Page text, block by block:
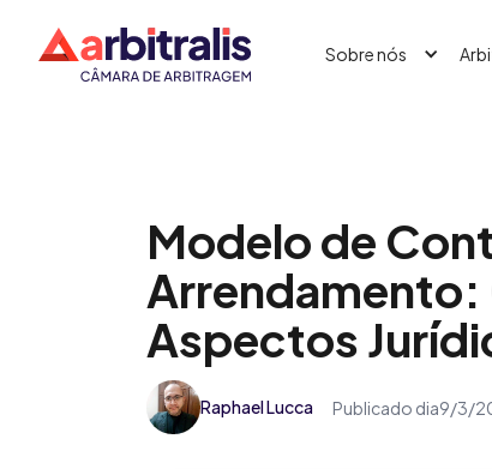
Sobre nós
Modelo de
Arrendamento:
Aspectos
Raphael Lucca Publicado dia9/3/